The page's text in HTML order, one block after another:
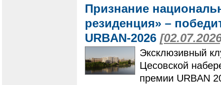
Признание
резиденция» –
URBAN-2026
Эксклюзивный
Цесовской
премии URBAN